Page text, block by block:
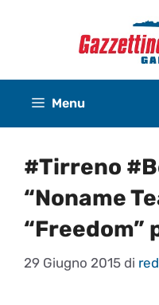
Menu
#Tirreno
“Noname
29 Giugno 2015 di